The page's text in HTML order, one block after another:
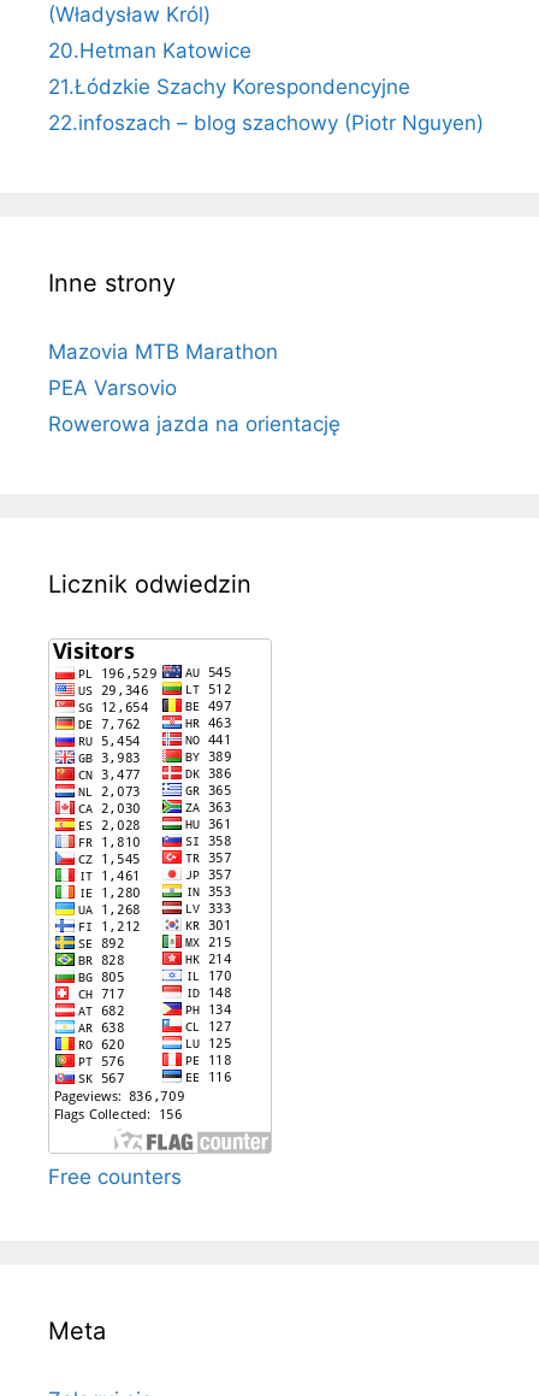
(Władysław Król)
20.Hetman Katowice
21.Łódzkie Szachy Korespondencyjne
22.infoszach – blog szachowy (Piotr Nguyen)
Inne strony
Mazovia MTB Marathon
PEA Varsovio
Rowerowa jazda na orientację
Licznik odwiedzin
Free counters
Meta